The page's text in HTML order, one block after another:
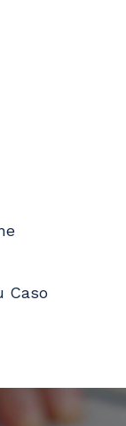
Caso